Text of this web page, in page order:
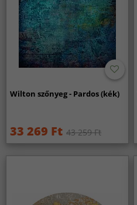
Wilton szőnyeg - Pardos (kék)
33 269 Ft 43 259 Ft